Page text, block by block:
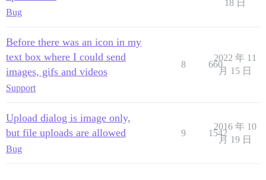
Bug
18 日
Before there was an icon in my
text box where I could send
images, gifs and videos
Support
8 660
2022 年 11
月 15 日
Upload dialog is image only,
but file uploads are allowed
Bug
9 1542
2016 年 10
月 19 日